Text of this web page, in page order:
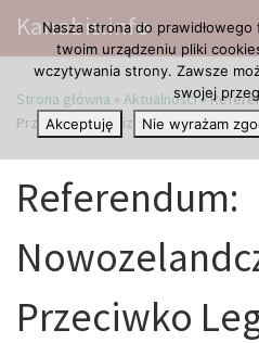
Przejdź do treści
Kanabis.info
Strona główna » Aktualności»
Przeciwko Legalizacji
Referendum:
Przeciwko
Nasza strona do
twoim urządzeniu pliki
wczytywania strony. Zawsze
swojej
Akceptuję
Nie wyrażam